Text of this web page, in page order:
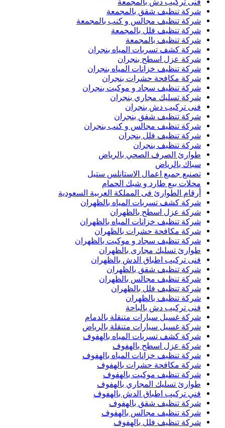
فنى تركيب دش بالمجمعة
شركة تنظيف شقق بالمجمعة
شركة تنظيف مجالس و كنب بالمجمعة
شركة تنظيف فلل بالمجمعة
شركة تنظيف بالمجمعة
شركة كشف تسربات المياه بنجران
شركة عزل اسطح بنجران
شركة تنظيف خزانات المياه بنجران
شركة مكافحة حشرات بنجران
شركة تنظيف سجاد و موكيت بنجران
شركة تسليك مجاري بنجران
فنى تركيب دش بنجران
شركة تنظيف شقق بنجران
شركة تنظيف مجالس و كنب بنجران
شركة تنظيف فلل بنجران
شركة تنظيف بنجران
طوارئ الصرف الصحي بالرياض
سباك بالرياض
تصنيع جميع اعمال الاستانلس ستيل
محلات بيع طارد و شبك الحمام
أرقام الطوارئ فى المملكة العربية السعودية
شركة كشف تسربات المياه بالظهران
شركة عزل اسطح بالظهران
شركة تنظيف خزانات المياه بالظهران
شركة مكافحة حشرات بالظهران
شركة تنظيف سجاد و موكيت بالظهران
طوارئ تسليك مجارى بالظهران
فنى تركيب اطباق الدش بالظهران
شركة تنظيف شقق بالظهران
شركة تنظيف مجالس بالظهران
شركة تنظيف فلل بالظهران
شركة تنظيف بالظهران
فنى تركيب دش بالباحة
شركة غسيل سيارات متنقلة بالدمام
شركة غسيل سيارات متنقلة بالرياض
شركة كشف تسربات المياه بالهفوف
شركة عزل اسطح بالهفوف
شركة تنظيف خزانات المياه بالهفوف
شركة مكافحة حشرات بالهفوف
شركة تنظيف موكيت بالهفوف
طوارئ تسليك المجاري بالهفوف
فني تركيب اطباق الدش بالهفوف
شركة تنظيف شقق بالهفوف
شركة تنظيف مجالس بالهفوف
شركة تنظيف فلل بالهفوف